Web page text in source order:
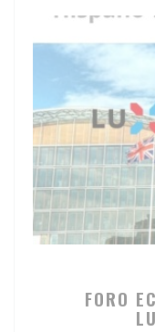
FORO